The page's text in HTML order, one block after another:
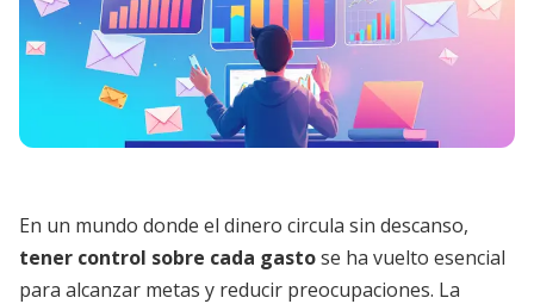
En un mundo donde el dinero circula sin descanso,
tener control sobre cada gastose ha vuelto esencial
para alcanzar metas y reducir preocupaciones. La